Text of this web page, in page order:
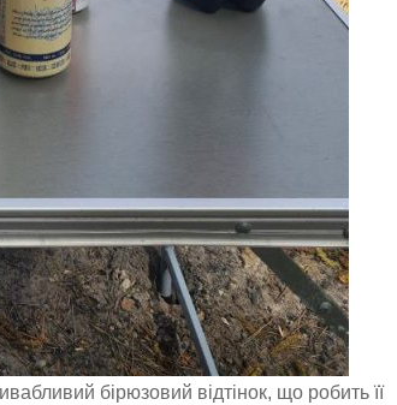
бірюзовий відтінок, що робить її